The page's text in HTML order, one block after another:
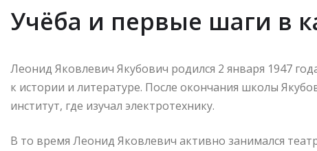
Учёба и первые шаги в
Леонид Яковлевич Якубович родился 2 января 1947
к истории и литературе. После окончания школы
институт, где изучал электротехнику.
В то время Леонид Яковлевич активно занимался